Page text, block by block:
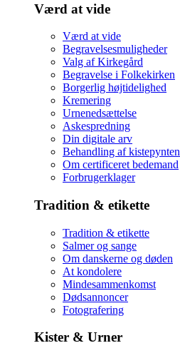
Værd at vide
Værd at vide
Begravelsesmuligheder
Valg af Kirkegård
Begravelse i Folkekirken
Borgerlig højtidelighed
Kremering
Urnenedsættelse
Askespredning
Din digitale arv
Behandling af kistepynten
Om certificeret bedemand
Forbrugerklager
Tradition & etikette
Tradition & etikette
Salmer og sange
Om danskerne og døden
At kondolere
Mindesammenkomst
Dødsannoncer
Fotografering
Kister & Urner